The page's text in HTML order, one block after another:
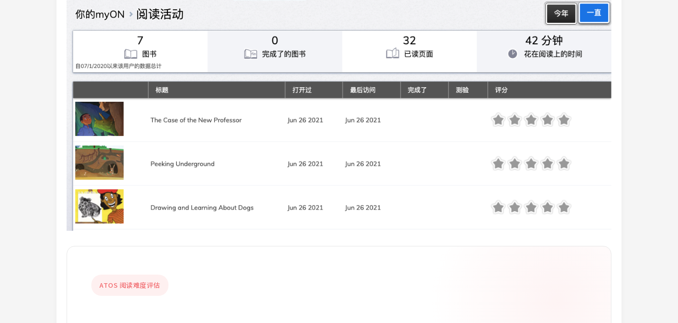
ATOS 阅读难度评估